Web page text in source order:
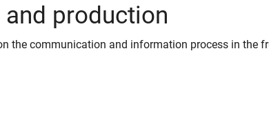
production
the communication and information process in the